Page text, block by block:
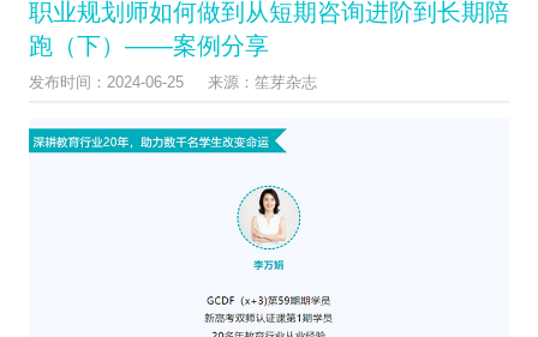
职业规划师如何做到从短期咨询进阶到长期陪
跑（下）——案例分享
发布时间：2024-06-25 来源：笙芽杂志